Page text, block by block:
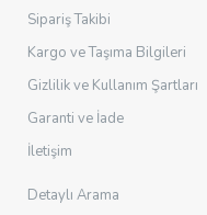
Sipariş Takibi
Kargo ve Taşıma Bilgileri
Gizlilik ve Kullanım Şartları
Garanti ve İade
İletişim
Detaylı Arama